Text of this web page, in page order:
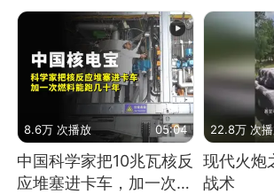
8.6万 次播放 05:04
中国科学家把10兆瓦核反
应堆塞进卡车，加一次燃
22.8万 次
现代火炮
战术